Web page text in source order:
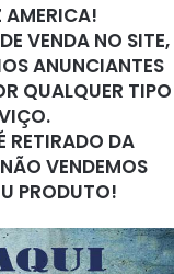
AMERICA!
VENDA NO SITE,
ANUNCIANTES
QUALQUER TIPO
RETIRADO DA
VENDEMOS
PRODUTO!